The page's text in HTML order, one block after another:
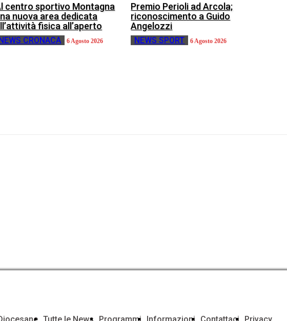
centro sportivo Montagna
nuova area dedicata
fisica all’aperto
CRONACA 6 Agosto 2026
Premio Perioli ad Arcola;
riconoscimento a Guido
Angelozzi
NEWS SPORT 6 Agosto 2026